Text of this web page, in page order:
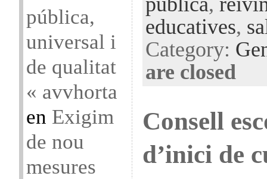
pública,
universal i
de qualitat
« avvhorta
en Exigim
de nou
mesures
educatives,
Category:
are closed
Consell
d’inici de